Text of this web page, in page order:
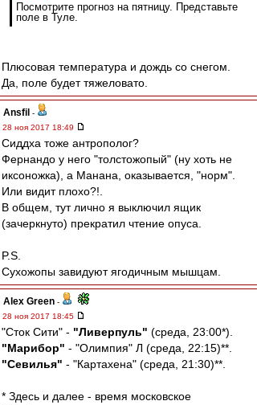
Посмотрите прогноз на пятницу. Представьте
поле в Туле.
Плюсовая температура и дождь со снегом.
Да, поле будет тяжеловато.
Ansfil -
28 ноя 2017 18:49
Сиддха тоже антрополог?
Фернандо у него "толстожопый" (ну хоть не
иксоножка), а Манана, оказывается, "норм".
Или видит плохо?!.
В общем, тут лично я выключил ящик
(зачеркнуто) прекратил чтение опуса.
P.S.
Сухожопы завидуют ягодичным мышцам.
Alex Green -
28 ноя 2017 18:45
"Сток Сити" - "Ливерпуль" (среда, 23:00*).
"Марибор" - "Олимпия" Л (среда, 22:15)**.
"Севилья" - "Картахена" (среда, 21:30)**.
* Здесь и далее - время московское